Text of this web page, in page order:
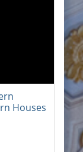
Houses